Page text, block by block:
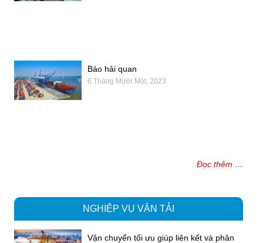
Báo hải quan
6 Tháng Mười Một, 2023
Đọc thêm …
NGHIỆP VỤ VẬN TẢI
Vận chuyển tối ưu giúp liên kết và phân